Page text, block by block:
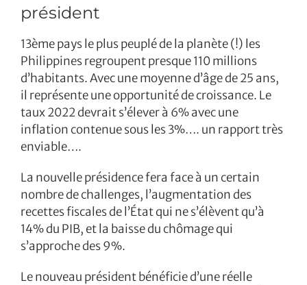
président
13ème pays le plus peuplé de la planète (!) les
Philippines regroupent presque 110 millions
d’habitants. Avec une moyenne d’âge de 25 ans,
il représente une opportunité de croissance. Le
taux 2022 devrait s’élever à 6% avec une
inflation contenue sous les 3%…. un rapport très
enviable….
La nouvelle présidence fera face à un certain
nombre de challenges, l’augmentation des
recettes fiscales de l’État qui ne s’élèvent qu’à
14% du PIB, et la baisse du chômage qui
s’approche des 9%.
Le nouveau président bénéficie d’une réelle